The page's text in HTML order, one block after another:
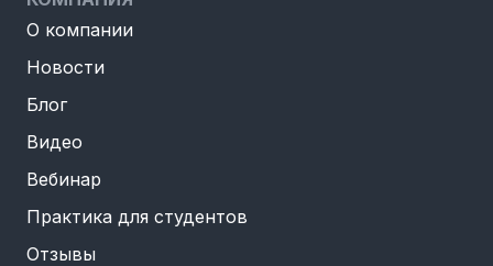
О компании
Новости
Блог
Видео
Вебинар
Практика для студентов
Отзывы